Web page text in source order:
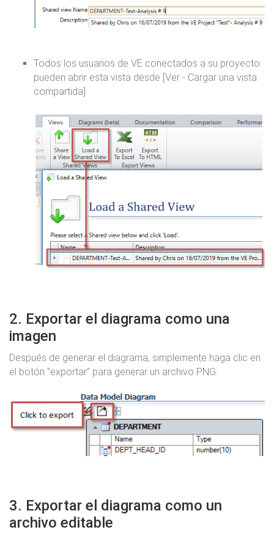
Todos los usuarios de VE conectados a su proyecto
pueden abrir esta vista desde [Ver - Cargar una vista
compartida]
2. Exportar el diagrama como una
imagen
Después de generar el diagrama, simplemente haga clic en
el botón "exportar" para generar un archivo PNG:
3. Exportar el diagrama como un
archivo editable